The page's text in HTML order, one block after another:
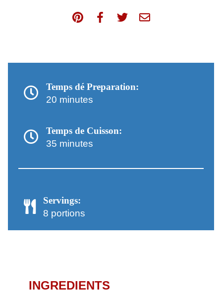
Temps dé Preparation:
20 minutes
Temps de Cuisson:
35 minutes
Servings:
8 portions
INGREDIENTS